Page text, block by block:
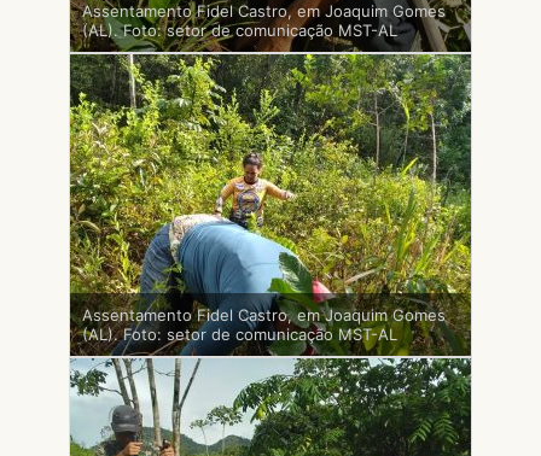
Assentamento Fidel Castro, em Joaquim Gomes
(AL). Foto: setor de comunicação MST-AL
Assentamento Fidel Castro, em Joaquim Gomes
(AL). Foto: setor de comunicação MST-AL